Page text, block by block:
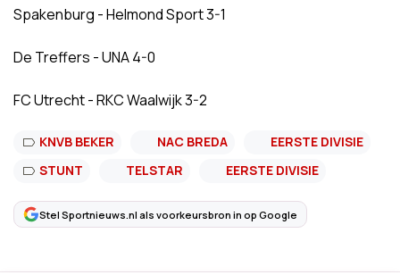
Spakenburg - Helmond Sport 3-1
De Treffers - UNA 4-0
FC Utrecht - RKC Waalwijk 3-2
KNVB BEKER NAC BREDA
EERSTE DIVISIE
STUNT
TELSTAR EERSTE DIVISIE
Stel Sportnieuws.nl als voorkeursbron in op Google